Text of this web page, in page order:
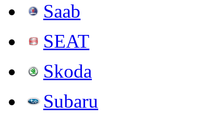
Saab
SEAT
Skoda
Subaru